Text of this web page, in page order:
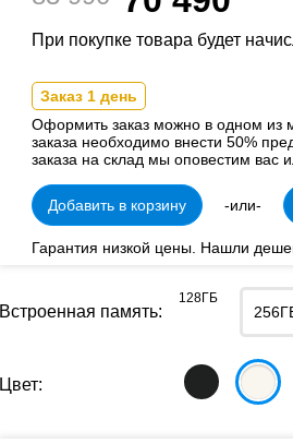
При покупке товара будет
Заказ 1 день
Оформить заказ можно в одном из
заказа необходимо внести 50%
заказа на склад мы оповестим вас
Добавить в корзину -или-
Гарантия низкой цены. Нашли
Встроенная память:
128ГБ
Цвет: